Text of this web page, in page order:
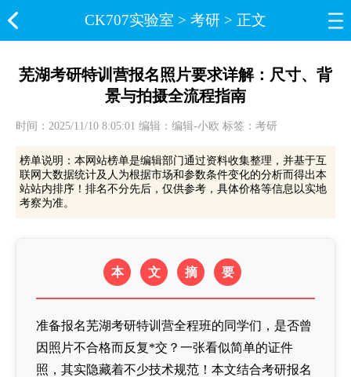
CK707实验室​ > 考研 > 正文
芜湖考研特训营报名照片要求详解：尺寸、背
景与拍摄全流程指南
时间：2025/11/10 8:05:01 编辑：编辑-小欧 标签：考研
榜单说明：本网站榜单是编辑部门通过资料收集整理，并基于互
联网大数据统计及人为根据市场和参数条件变化的分析而得出本
站站内排序！排名不分先后，仅供参考，具体价格等信息以实地
考察为准。
本 文 摘 要
准备报名芜湖考研特训营全程班的同学们，是否曾
因照片不合格而反复*交？一张看似简单的证件
照，其实隐藏着不少技术规范！本文结合考研报名